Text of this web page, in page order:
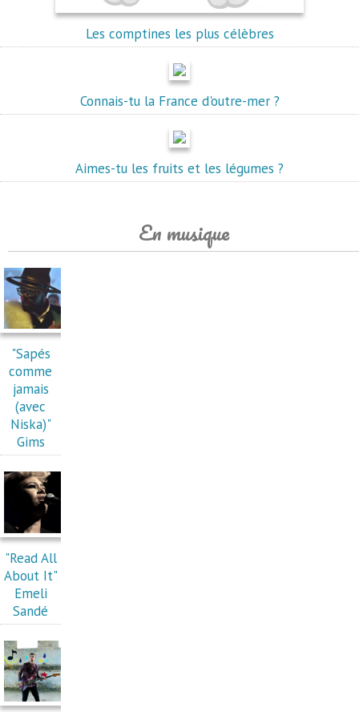
Les comptines les plus célèbres
Connais-tu la France d'outre-mer ?
Aimes-tu les fruits et les légumes ?
En musique
"Sapés
comme
jamais
(avec
Niska)"
Gims
"Read All
About It"
Emeli
Sandé